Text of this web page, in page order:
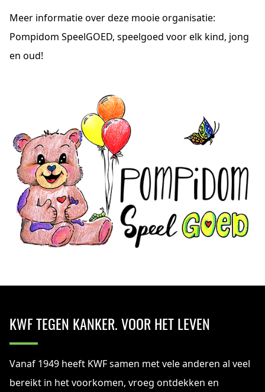
Meer informatie over deze mooie organisatie:
Pompidom SpeelGOED, speelgoed voor elk kind, jong
en oud!
KWF TEGEN KANKER. VOOR HET LEVEN
Vanaf 1949 heeft KWF samen met vele anderen al veel
bereikt in het voorkomen, vroeg ontdekken en